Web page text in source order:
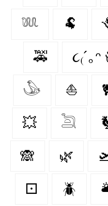
𓆚 🐏
🚕 ૮₍´｡ᵔ
𓅇 ⛵
💥 𓆖
🙈 🌿
⚀ 🪲